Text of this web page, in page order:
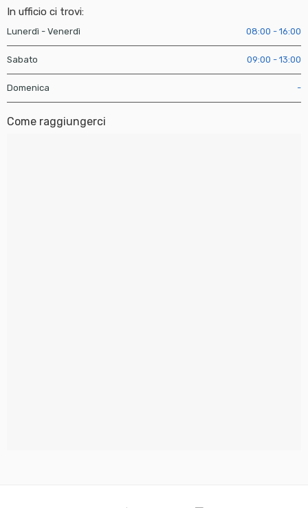
In ufficio ci trovi:
Lunerdì - Venerdì 08:00 - 16:00
Sabato 09:00 - 13:00
Domenica -
Come raggiungerci